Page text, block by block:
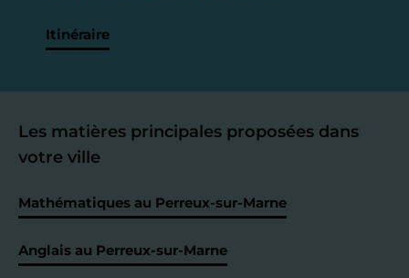
Itinéraire
Les matières principales proposées dans
votre ville
Mathématiques au Perreux-sur-Marne
Anglais au Perreux-sur-Marne